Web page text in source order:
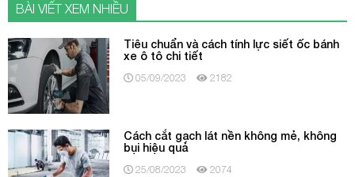
BÀI VIẾT XEM NHIỀU
Tiêu chuẩn và cách tính lực siết ốc bánh
xe ô tô chi tiết
05/09/2023 2182
Cách cắt gạch lát nền không mẻ, không
bụi hiệu quả
25/08/2023 2074